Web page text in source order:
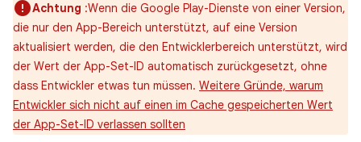
Achtung :Wenn die Google Play-Dienste von einer Version,
die nur den App-Bereich unterstützt, auf eine Version
aktualisiert werden, die den Entwicklerbereich unterstützt, wird
der Wert der App-Set-ID automatisch zurückgesetzt, ohne
dass Entwickler etwas tun müssen. Weitere Gründe, warum
Entwickler sich nicht auf einen im Cache gespeicherten Wert
der App-Set-ID verlassen sollten